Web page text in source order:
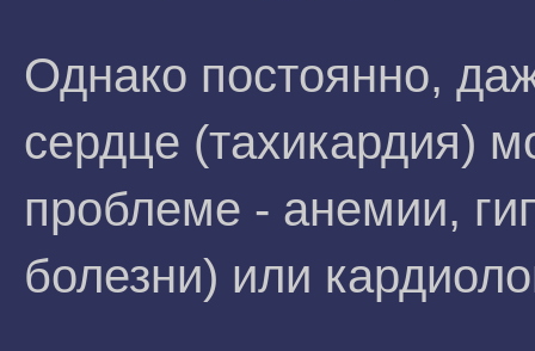
Однако постоянно,
сердце (тахикардия)
проблеме - анемии,
болезни) или